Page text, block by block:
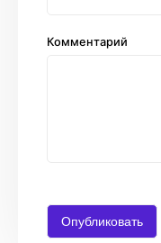
Комментарий